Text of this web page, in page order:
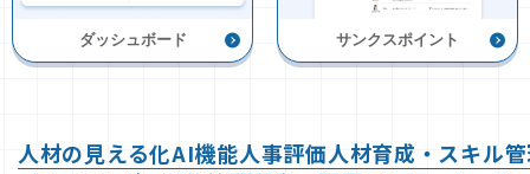
ダッシュボード サンクスポイント
人材の見える化AI機能人事評価人材育成・スキル